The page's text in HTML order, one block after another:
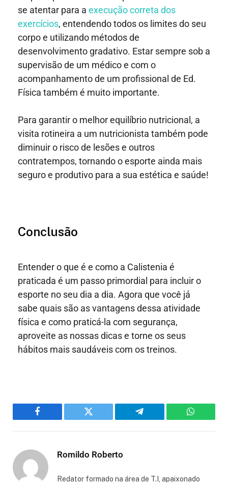
se atentar para a execução correta dos
exercícios, entendendo todos os limites do seu
corpo e utilizando métodos de
desenvolvimento gradativo. Estar sempre sob a
supervisão de um médico e com o
acompanhamento de um profissional de Ed.
Física também é muito importante.
Para garantir o melhor equilíbrio nutricional, a
visita rotineira a um nutricionista também pode
diminuir o risco de lesões e outros
contratempos, tornando o esporte ainda mais
seguro e produtivo para a sua estética e saúde!
Conclusão
Entender o que é e como a Calistenia é
praticada é um passo primordial para incluir o
esporte no seu dia a dia. Agora que você já
sabe quais são as vantagens dessa atividade
física e como praticá-la com segurança,
aproveite as nossas dicas e torne os seus
hábitos mais saudáveis com os treinos.
Facebook Twitter Telegram
Romildo Roberto
Redator formado na área de T.I, apaixonado